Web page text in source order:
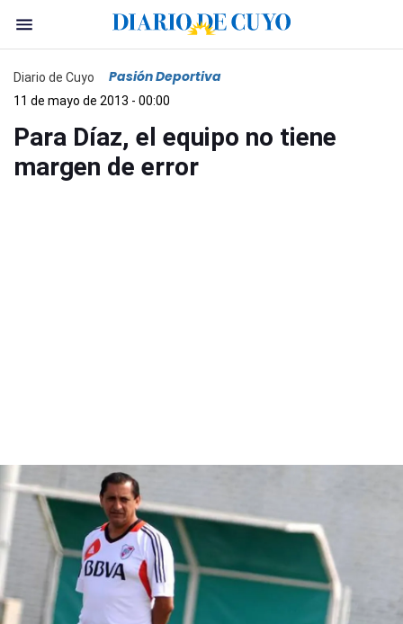
Diario de Cuyo Pasión Deportiva
11 de mayo de 2013 - 00:00
Para Díaz, el equipo no tiene
margen de error